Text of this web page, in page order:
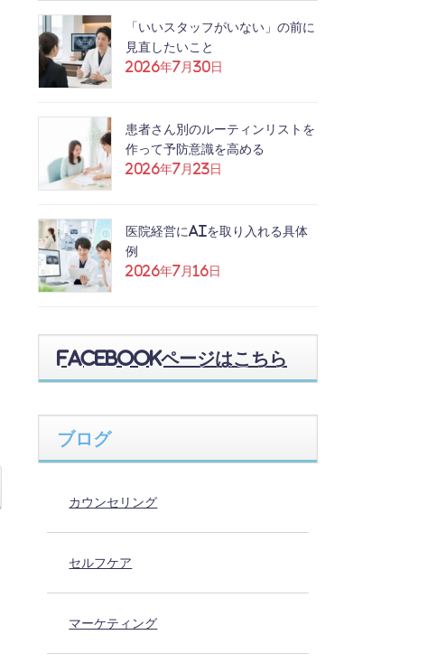
「いいスタッフがいない」の前に
見直したいこと
2026年7月30日
患者さん別のルーティンリストを
作って予防意識を高める
2026年7月23日
医院経営にAIを取り入れる具体
例
2026年7月16日
Facebookページはこちら
ブログ
カウンセリング
セルフケア
マーケティング